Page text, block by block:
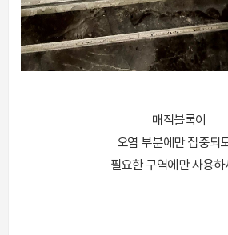
매직블록이
오염 부분에만 집중되
필요한 구역에만 사용하